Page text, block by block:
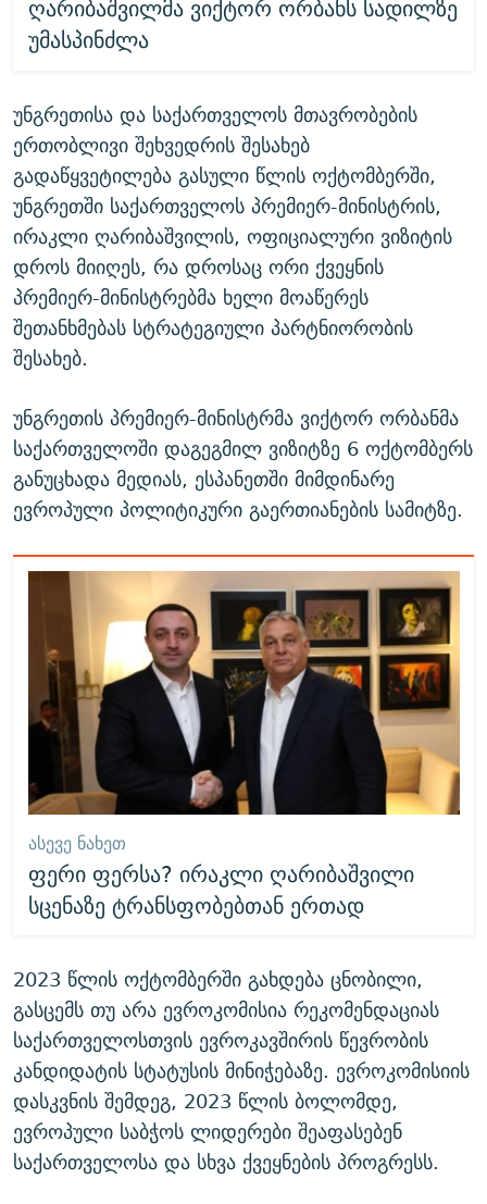
ღარიბაშვილმა ვიქტორ ორბანს სადილზე
უმასპინძლა
უნგრეთისა და საქართველოს მთავრობების
ერთობლივი შეხვედრის შესახებ
გადაწყვეტილება გასული წლის ოქტომბერში,
უნგრეთში საქართველოს პრემიერ-მინისტრის,
ირაკლი ღარიბაშვილის, ოფიციალური ვიზიტის
დროს მიიღეს, რა დროსაც ორი ქვეყნის
პრემიერ-მინისტრებმა ხელი მოაწერეს
შეთანხმებას სტრატეგიული პარტნიორობის
შესახებ.
უნგრეთის პრემიერ-მინისტრმა ვიქტორ ორბანმა
საქართველოში დაგეგმილ ვიზიტზე 6 ოქტომბერს
განუცხადა მედიას, ესპანეთში მიმდინარე
ევროპული პოლიტიკური გაერთიანების სამიტზე.
ᲐᲡᲔᲕᲔ ᲜᲐᲮᲔᲗ
ფერი ფერსა? ირაკლი ღარიბაშვილი
სცენაზე ტრანსფობებთან ერთად
2023 წლის ოქტომბერში გახდება ცნობილი,
გასცემს თუ არა ევროკომისია რეკომენდაციას
საქართველოსთვის ევროკავშირის წევრობის
კანდიდატის სტატუსის მინიჭებაზე. ევროკომისიის
დასკვნის შემდეგ, 2023 წლის ბოლომდე,
ევროპული საბჭოს ლიდერები შეაფასებენ
საქართველოსა და სხვა ქვეყნების პროგრესს.